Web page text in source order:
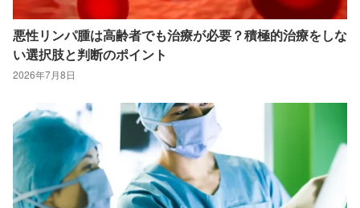
悪性リンパ腫は高齢者でも治療が必要？積極的治療をしな
い選択肢と判断のポイント
2026年7月8日